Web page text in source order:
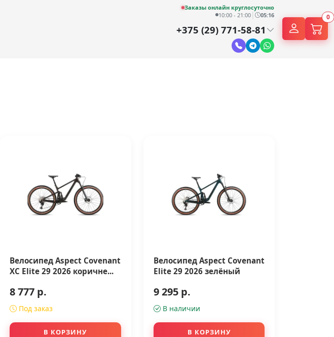
Заказы онлайн круглосуточно
10:00 - 21:00 | 05:16
+375 (29) 771-58-81
0
Велосипед Aspect Covenant
XC Elite 29 2026 коричне...
8 777 р.
Под заказ
В КОРЗИНУ
Велосипед Aspect Covenant
Elite 29 2026 зелёный
9 295 р.
В наличии
В КОРЗИНУ